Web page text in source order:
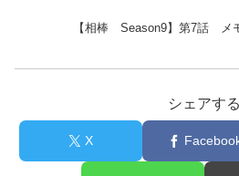
【相棒 Season9】第7話 メ
シェアする
X